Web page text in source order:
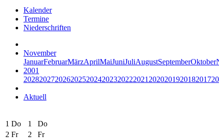
Kalender
Termine
Niederschriften
November
JanuarFebruarMärzAprilMaiJuniJuliAugustSeptemberOktober
2001
20282027202620252024202320222021 2020201920182017
Aktuell
1 Do 1
Do
2 Fr 2
Fr